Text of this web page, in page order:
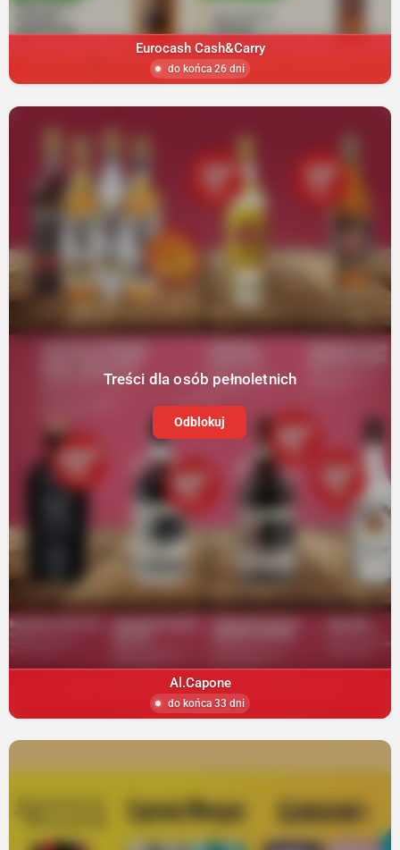
Eurocash Cash&Carry
do końca 26 dni
Treści dla osób pełnoletnich
Odblokuj
Al.Capone
do końca 33 dni